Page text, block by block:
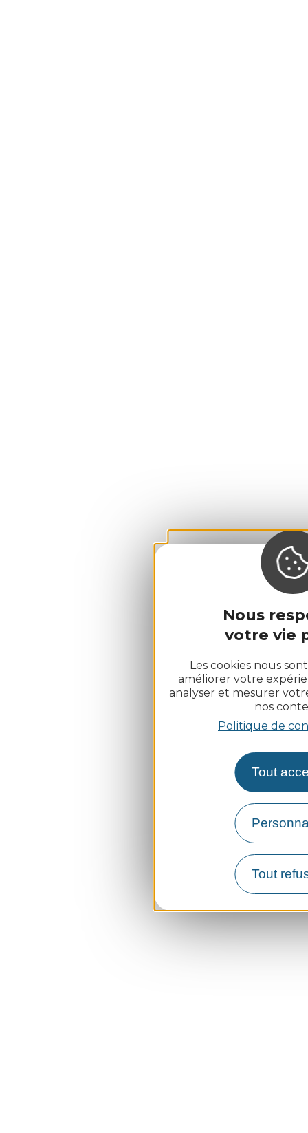
Nous
votre vie
Les cookies nous
améliorer votre
analyser et mesurer
nos
Politique de
Tout
Tout